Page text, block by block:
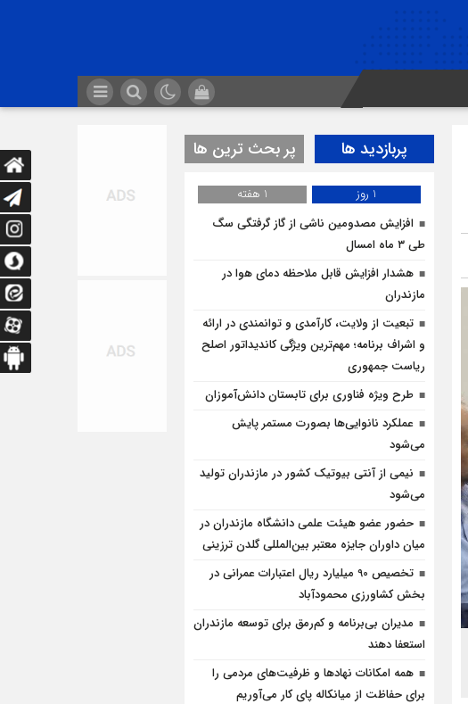
پربازدید ها پر بحث ترین ها
1 روز
1 هفته
افزایش مصدومین ناشی از گاز گرفتگی سگ
طی ۳ ماه امسال
هشدار افزایش قابل ملاحظه دمای هوا در
مازندران
تبعیت از ولایت، کارآمدی و توانمندی در ارائه
و اشراف برنامه؛ مهم‌ترین ویژگی کاندیداتور اصلح
ریاست جمهوری
طرح ویژه فناوری برای تابستان دانش‌آموزان
عملکرد نانوایی‌ها بصورت مستمر پایش
می‌شود
نیمی از آنتی بیوتیک کشور در مازندران تولید
می‌شود
حضور عضو هیئت علمی دانشگاه مازندران در
میان داوران جایزه معتبر بین‌المللی گلدن ترزینی
تخصیص 90 میلیارد ریال اعتبارات عمرانی در
بخش کشاورزی محمودآباد
مدیران بی‌برنامه و کم‌رمق برای توسعه مازندران
استعفا دهند
همه امکانات نهادها و ظرفیت‌های مردمی را
برای حفاظت از میانکاله پای کار می‌آوریم